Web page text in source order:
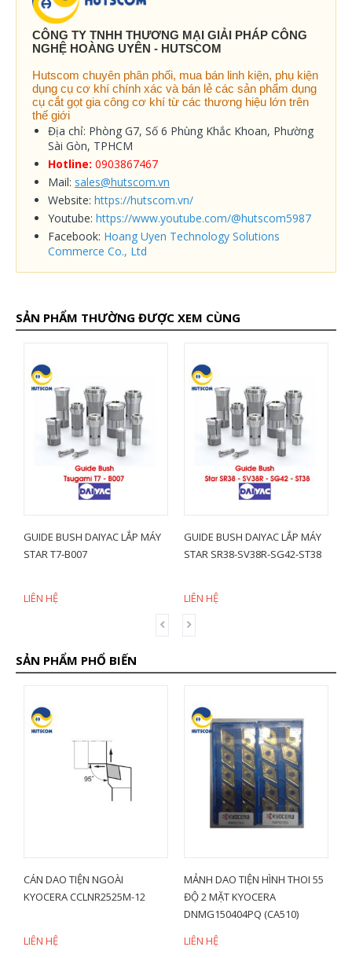
CÔNG TY TNHH THƯƠNG MẠI GIẢI PHÁP CÔNG
NGHỆ HOÀNG UYÊN - HUTSCOM
Hutscom chuyên phân phối, mua bán linh kiện, phụ kiện
dụng cụ cơ khí chính xác và bán lẻ các sản phẩm dụng
cụ cắt gọt gia công cơ khí từ các thương hiệu lớn trên
thế giới
Địa chỉ: Phòng G7, Số 6 Phùng Khắc Khoan, Phường
Sài Gòn, TPHCM
Hotline: 0903867467
Mail: sales@hutscom.vn
Website: https://hutscom.vn/
Youtube: https://www.youtube.com/@hutscom5987
Facebook: Hoang Uyen Technology Solutions
Commerce Co., Ltd
SẢN PHẨM THƯỜNG ĐƯỢC XEM CÙNG
GUIDE BUSH DAIYAC LẮP MÁY
STAR T7-B007
LIÊN HỆ
GUIDE BUSH DAIYAC LẮP MÁY
STAR SR38-SV38R-SG42-ST38
LIÊN HỆ
SẢN PHẨM PHỔ BIẾN
CÁN DAO TIỆN NGOÀI
KYOCERA CCLNR2525M-12
LIÊN HỆ
MẢNH DAO TIỆN HÌNH THOI 55
ĐỘ 2 MẶT KYOCERA
DNMG150404PQ (CA510)
LIÊN HỆ